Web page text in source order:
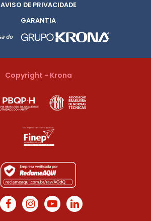
AVISO DE PRIVACIDADE
GARANTIA
Copyright - Krona